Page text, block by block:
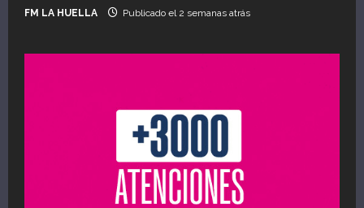
FM LA HUELLA Publicado el 2 semanas atrás